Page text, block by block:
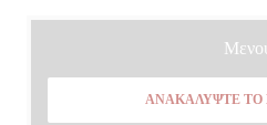
ΑΝΑΚΑΛΎΨΤΕ